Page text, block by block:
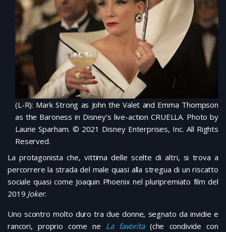
(L-R): Mark Strong as John the Valet and Emma Thompson
as the Baroness in Disney’s live-action CRUELLA. Photo by
Laurie Sparham. © 2021 Disney Enterprises, Inc. All Rights
Reserved.
La protagonista che, vittima delle scelte di altri, si trova a
percorrere la strada del male quasi alla stregua di un riscatto
sociale quasi come Joaquin Phoenix nel pluripremiato film del
2019 Joker.
Uno scontro molto duro tra due donne, segnato da invidie e
rancori, proprio come ne La favorita(che condivide con